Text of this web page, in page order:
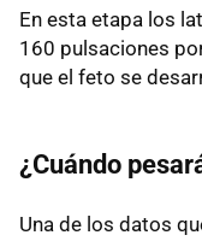
En esta etapa los
160 pulsaciones
que el feto se
¿Cuándo
Una de los datos